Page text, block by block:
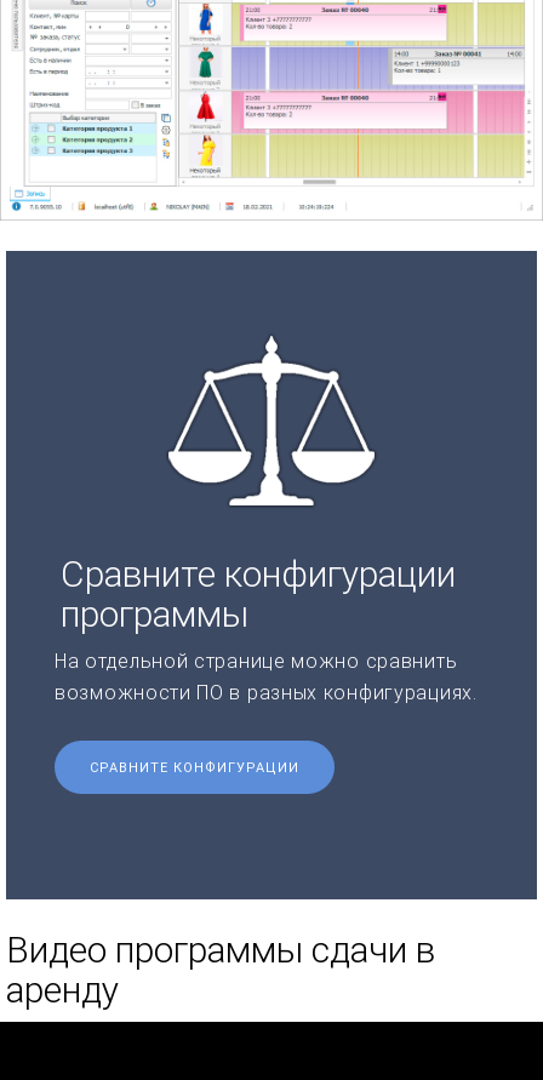
Сравните конфигурации
программы
На отдельной странице можно сравнить
возможности ПО в разных конфигурациях.
СРАВНИТЕ КОНФИГУРАЦИИ
Видео программы сдачи в
аренду